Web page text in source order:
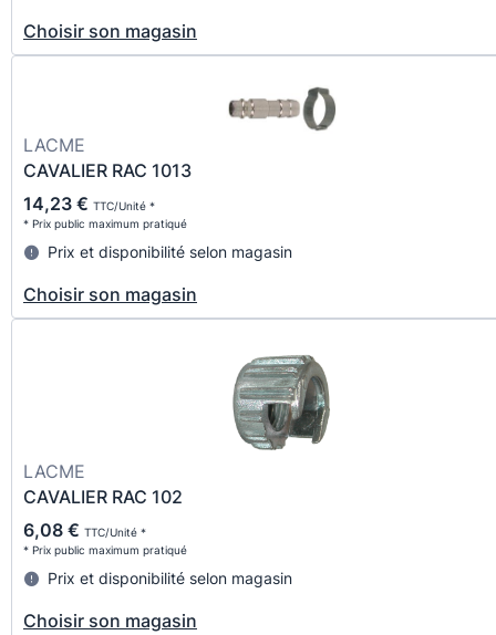
Choisir son magasin
LACME
CAVALIER RAC 1013
14,23 € TTC/Unité *
* Prix public maximum pratiqué
Prix et disponibilité selon magasin
Choisir son magasin
LACME
CAVALIER RAC 102
6,08 € TTC/Unité *
* Prix public maximum pratiqué
Prix et disponibilité selon magasin
Choisir son magasin